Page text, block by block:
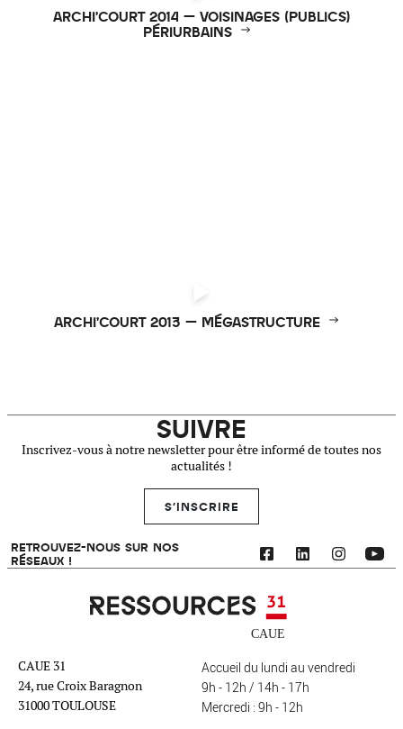
ARCHI’COURT 2014 – VOISINAGES (PUBLICS)
PÉRIURBAINS
ARCHI’COURT 2013 – MÉGASTRUCTURE
SUIVRE
Inscrivez-vous à notre newsletter pour être informé de toutes nos
actualités !
S'INSCRIRE
RETROUVEZ-NOUS SUR NOS
RÉSEAUX !
Ressources 31
CAUE 31
24, rue Croix Baragnon
31000 TOULOUSE
Accueil du lundi au vendredi
9h - 12h / 14h - 17h
Mercredi : 9h - 12h